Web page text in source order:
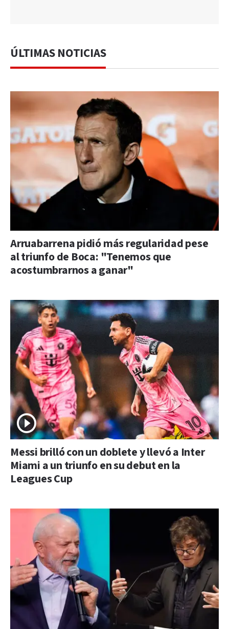
ÚLTIMAS NOTICIAS
Arruabarrena pidió más regularidad pese
al triunfo de Boca: "Tenemos que
acostumbrarnos a ganar"
Messi brilló con un doblete y llevó a Inter
Miami a un triunfo en su debut en la
Leagues Cup